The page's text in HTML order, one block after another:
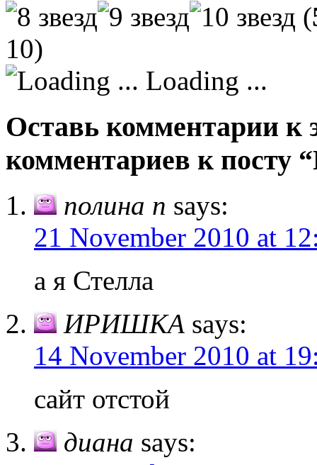
(
10)
Loading ...
Оставь комментарии к
комментариев к посту
полина п says:
21 November 2010 at
а я Стелла
ИРИШКА says:
14 November 2010 at
сайт отстой
диана says: